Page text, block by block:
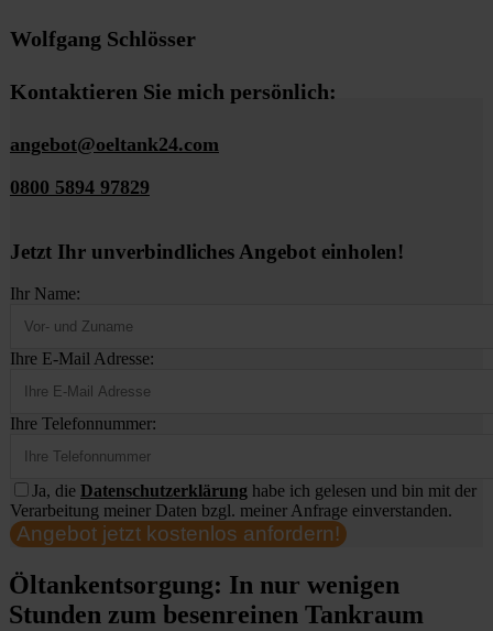
Wolfgang Schlösser
Kontaktieren Sie mich persönlich:
angebot@oeltank24.com
0800 5894 97829
Jetzt Ihr unverbindliches Angebot einholen!
Ihr Name:
Ihre E-Mail Adresse:
Ihre Telefonnummer:
Ja, die Datenschutzerklärung habe ich gelesen und bin mit der
Verarbeitung meiner Daten bzgl. meiner Anfrage einverstanden.
Angebot jetzt kostenlos anfordern!
Öltankentsorgung: In nur wenigen
Stunden zum besenreinen Tankraum